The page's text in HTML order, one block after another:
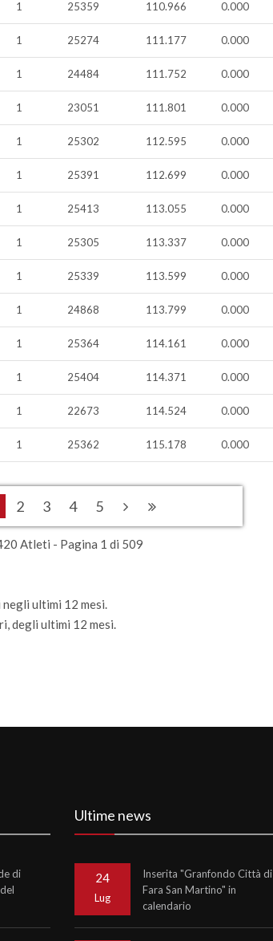
1 25359 110.966 0.000
1 25274 111.177 0.000
1 24484 111.752 0.000
1 23051 111.801 0.000
1 25302 112.595 0.000
1 25391 112.699 0.000
1 25413 113.055 0.000
1 25305 113.337 0.000
1 25339 113.599 0.000
1 24868 113.799 0.000
1 25364 114.161 0.000
1 25404 114.371 0.000
1 22673 114.524 0.000
1 25362 115.178 0.000
2 3 4 5
Atleti - Pagina 1 di 509
ultimi 12 mesi.
degli ultimi 12 mesi.
di
Ultime news
24
Lug
Inserita "Granfondo Città di
Fara San Martino" in
calendario